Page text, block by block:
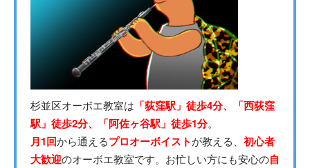
杉並区オーボエ教室は 「荻窪駅」徒歩4分、「西荻窪
駅」徒歩2分、「阿佐ヶ谷駅」徒歩1分。
月1回から通えるプロオーボイストが教える、 初心者
大歓迎のオーボエ教室です。お忙しい方にも安心の自